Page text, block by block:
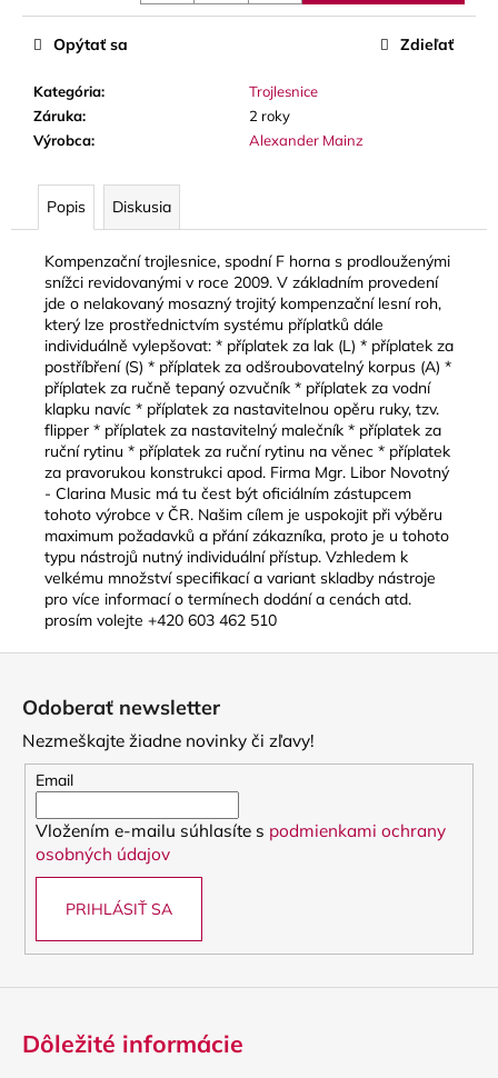
Kategória:
Trojlesnice
Záruka:
2 roky
Výrobca: Alexander Mainz
Opýtať sa Zdieľať
Popis Diskusia
Kompenzační trojlesnice, spodní F horna s prodlouženými
snížci revidovanými v roce 2009. V základním provedení
jde o nelakovaný mosazný trojitý kompenzační lesní roh,
který lze prostřednictvím systému příplatků dále
individuálně vylepšovat: * příplatek za lak (L) * příplatek za
postříbření (S) * příplatek za odšroubovatelný korpus (A) *
příplatek za ručně tepaný ozvučník * příplatek za vodní
klapku navíc * příplatek za nastavitelnou opěru ruky, tzv.
flipper * příplatek za nastavitelný malečník * příplatek za
ruční rytinu * příplatek za ruční rytinu na věnec * příplatek
za pravorukou konstrukci apod. Firma Mgr. Libor Novotný
- Clarina Music má tu čest být oficiálním zástupcem
tohoto výrobce v ČR. Našim cílem je uspokojit při výběru
maximum požadavků a přání zákazníka, proto je u tohoto
typu nástrojů nutný individuální přístup. Vzhledem k
velkému množství specifikací a variant skladby nástroje
pro více informací o termínech dodání a cenách atd.
prosím volejte +420 603 462 510
BOX
PUZDRO
DIRIGENTSKÚ
TAKTOVKU
16
Odoberať newsletter
Nezmeškajte žiadne novinky či zľavy!
Email
Vložením e-mailu súhlasíte s podmienkami ochrany
osobných údajov
PRIHLÁSIŤ SA
Dôležité informácie